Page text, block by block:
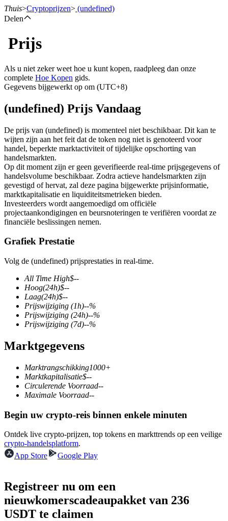
Termijncontracten
USDT-futures
Futures met USDT als onderpand
COIN-M-futures
Cryptocurrency-futures
TradFi
Derivaten voor aandelen, forex, edelmetalen en grondstoffen
USDC-futures
Thuis>Cryptoprijzen> (undefined)
Delen
Prijs
Als u niet zeker weet hoe u kunt kopen, raadpleeg dan onze
complete Hoe Kopen gids.
Gegevens bijgewerkt op om (UTC+8)
(undefined) Prijs Vandaag
De prijs van (undefined) is momenteel niet beschikbaar. Dit kan te
wijten zijn aan het feit dat de token nog niet is genoteerd voor
handel, beperkte marktactiviteit of tijdelijke opschorting van
handelsmarkten.
Op dit moment zijn er geen geverifieerde real-time prijsgegevens of
handelsvolume beschikbaar. Zodra actieve handelsmarkten zijn
gevestigd of hervat, zal deze pagina bijgewerkte prijsinformatie,
marktkapitalisatie en liquiditeitsmetrieken bieden.
Investeerders wordt aangemoedigd om officiële
projectaankondigingen en beursnoteringen te verifiëren voordat ze
financiële beslissingen nemen.
Grafiek Prestatie
Volg de (undefined) prijsprestaties in real-time.
All Time High$--
Hoog(24h)$--
Laag(24h)$--
Prijswijziging (1h)--%
Prijswijziging (24h)--%
Prijswijziging (7d)--%
Marktgegevens
Marktrangschikking1000+
Marktkapitalisatie$--
Circulerende Voorraad--
Maximale Voorraad--
Begin uw crypto-reis binnen enkele minuten
Ontdek live crypto-prijzen, top tokens en markttrends op een veilige
crypto-handelsplatform.
App Store
Google Play
Registreer nu om een
nieuwkomerscadeaupakket van 236
USDT te claimen